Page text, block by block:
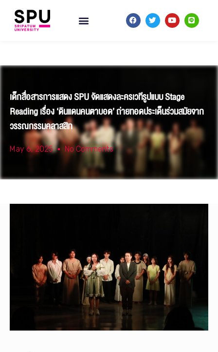
เด็กสื่อสารการแสดง SPU จัดแสดงละครเวทีรูปแบบ Stage
Reading เรื่อง ‘ดินแดนคนตาบอด’ ถ่ายทอดประเด็นร่วมสมัยจาก
วรรณกรรมคลาสสิก
May 6, 2025 No Comments